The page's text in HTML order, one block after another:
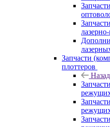
Запчасти
плоттеров
Назад